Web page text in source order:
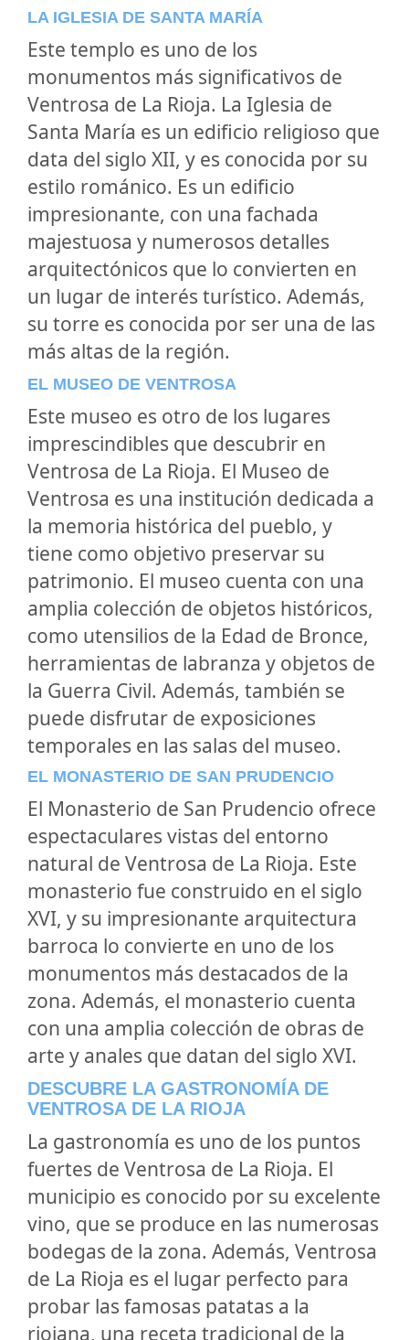
LA IGLESIA DE SANTA MARÍA
Este templo es uno de los
monumentos más significativos de
Ventrosa de La Rioja. La Iglesia de
Santa María es un edificio religioso que
data del siglo XII, y es conocida por su
estilo románico. Es un edificio
impresionante, con una fachada
majestuosa y numerosos detalles
arquitectónicos que lo convierten en
un lugar de interés turístico. Además,
su torre es conocida por ser una de las
más altas de la región.
EL MUSEO DE VENTROSA
Este museo es otro de los lugares
imprescindibles que descubrir en
Ventrosa de La Rioja. El Museo de
Ventrosa es una institución dedicada a
la memoria histórica del pueblo, y
tiene como objetivo preservar su
patrimonio. El museo cuenta con una
amplia colección de objetos históricos,
como utensilios de la Edad de Bronce,
herramientas de labranza y objetos de
la Guerra Civil. Además, también se
puede disfrutar de exposiciones
temporales en las salas del museo.
EL MONASTERIO DE SAN PRUDENCIO
El Monasterio de San Prudencio ofrece
espectaculares vistas del entorno
natural de Ventrosa de La Rioja. Este
monasterio fue construido en el siglo
XVI, y su impresionante arquitectura
barroca lo convierte en uno de los
monumentos más destacados de la
zona. Además, el monasterio cuenta
con una amplia colección de obras de
arte y anales que datan del siglo XVI.
DESCUBRE LA GASTRONOMÍA DE
VENTROSA DE LA RIOJA
La gastronomía es uno de los puntos
fuertes de Ventrosa de La Rioja. El
municipio es conocido por su excelente
vino, que se produce en las numerosas
bodegas de la zona. Además, Ventrosa
de La Rioja es el lugar perfecto para
probar las famosas patatas a la
riojana, una receta tradicional de la